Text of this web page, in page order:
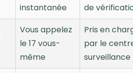
instantanée
de
Vous appelez
le 17 vous-
même
Pris en
par le
surveillance